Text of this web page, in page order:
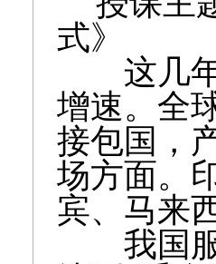
式》
这几年
增速。全
接包国，
场方面。
宾、马来
我国服